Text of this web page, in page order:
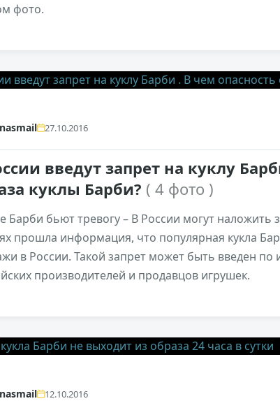
фото.
27.10.2016
введут запрет на куклу
куклы Барби? ( 4 фото )
Барби бьют тревогу – В России могут наложить
прошла информация, что популярная кукла
в России. Такой запрет может быть введен по
производителей и продавцов игрушек.
12.10.2016